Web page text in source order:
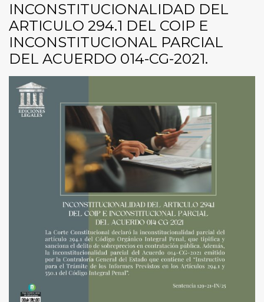
INCONSTITUCIONALIDAD DEL
ARTICULO 294.1 DEL COIP E
INCONSTITUCIONAL PARCIAL
DEL ACUERDO 014-CG-2021.